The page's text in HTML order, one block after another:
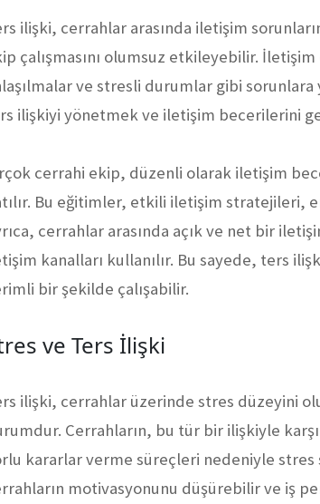
ilişki, cerrahlar arasında iletişim
çalışmasını olumsuz etkileyebilir.
ve stresli durumlar gibi
ilişkiyi yönetmek ve iletişim becerilerini
cerrahi ekip, düzenli olarak iletişim
Bu eğitimler, etkili iletişim stratejileri,
cerrahlar arasında açık ve net bir
kanalları kullanılır. Bu sayede, ters
bir şekilde çalışabilir.
ve Ters İlişki
ilişki, cerrahlar üzerinde stres düzeyini
Cerrahların, bu tür bir ilişkiyle
kararlar verme süreçleri nedeniyle stres
motivasyonunu düşürebilir ve iş